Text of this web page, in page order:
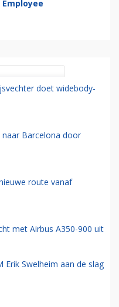
doet widebody-
Barcelona door
route vanaf
met Airbus A350-900 uit
Erik Swelheim aan de slag